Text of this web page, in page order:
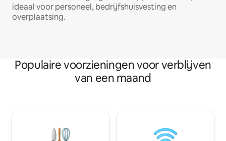
ideaal voor personeel, bedrijfshuisvesting en
overplaatsing.
Populaire voorzieningen voor verblijven
van een maand